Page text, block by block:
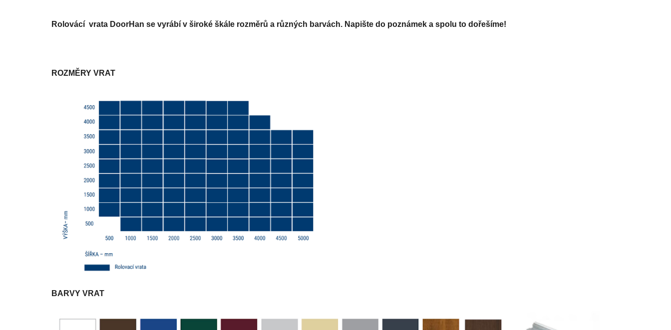
Rolovácí vrata DoorHan se vyrábí v široké škále rozměrů a různých barvách. Napište do poznámek a spolu to dořešíme!
ROZMĚRY VRAT
BARVY VRAT